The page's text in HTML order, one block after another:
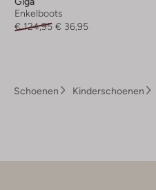
Enkelboots
€ 124,95 € 36,95
Schoenen Kinderschoenen